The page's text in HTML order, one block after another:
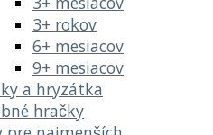
3+ rokov
6+ mesiacov
9+ mesiacov
a hryzátka
hračky